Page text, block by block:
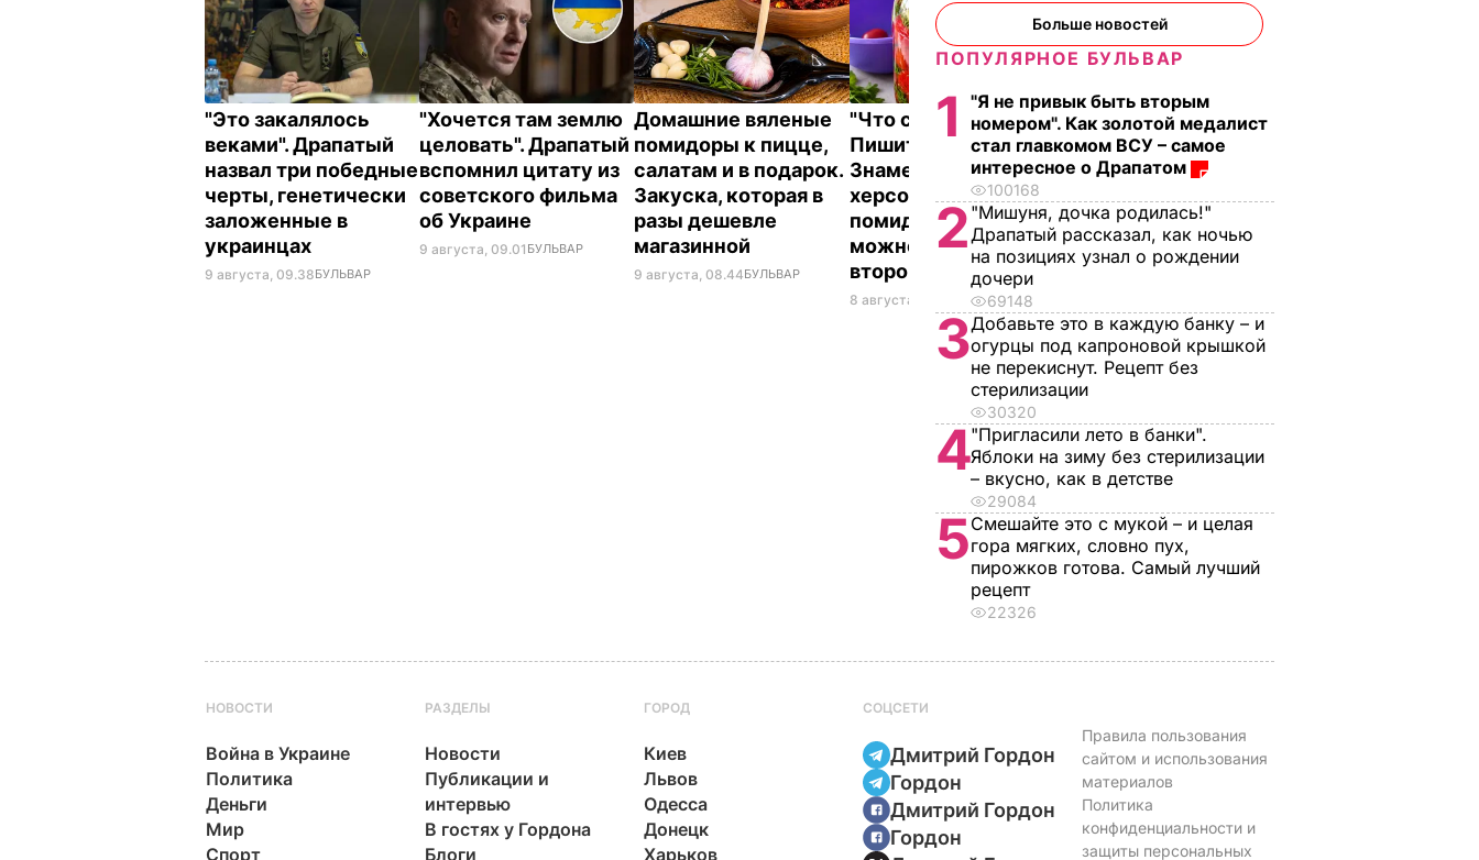
"Это закалялось
веками". Драпатый
назвал три победные
черты, генетически
заложенные в
украинцах
9 августа, 09.38БУЛЬВАР
"Хочется там землю
целовать". Драпатый
вспомнил цитату из
советского фильма
об Украине
9 августа, 09.01 БУЛЬВАР
Домашние вяленые
помидоры к пицце,
салатам и в подарок.
Закуска, которая в
разы дешевле
магазинной
9 августа, 08.44БУЛЬВАР
"Что смотрите?
Пишите рецепт!"
Знаменитые
херсонские
помидоры, которые
можно есть уже на
второй день
8 августа, 23.56 БУЛЬВАР
Распространился на
кости и причиняет
сильную боль. Сын
раке отца
8 августа, 23.28
Больше новостей
ПОПУЛЯРНОЕ БУЛЬВАР
1
"Я не привык быть вторым
номером". Как золотой медалист
стал главкомом ВСУ – самое
интересное о Драпатом
100168
2 "Мишуня, дочка родилась!"
Драпатый рассказал, как ночью
на позициях узнал о рождении
дочери
69148
3Добавьте это в каждую банку – и
огурцы под капроновой крышкой
не перекиснут. Рецепт без
стерилизации
30320
4"Пригласили лето в банки".
Яблоки на зиму без стерилизации
– вкусно, как в детстве
29084
5Смешайте это с мукой – и целая
гора мягких, словно пух,
пирожков готова. Самый лучший
рецепт
22326
НОВОСТИ
Война в Украине
Политика
Деньги
Мир
Спорт
РАЗДЕЛЫ
Новости
Публикации и
интервью
В гостях у Гордона
Блоги
ГОРОД
Киев
Львов
Одесса
Донецк
Харьков
СОЦСЕТИ
Дмитрий Гордон
Гордон
Дмитрий Гордон
Гордон
Правила пользования
сайтом и использования
материалов
Политика
конфиденциальности и
защиты персональных